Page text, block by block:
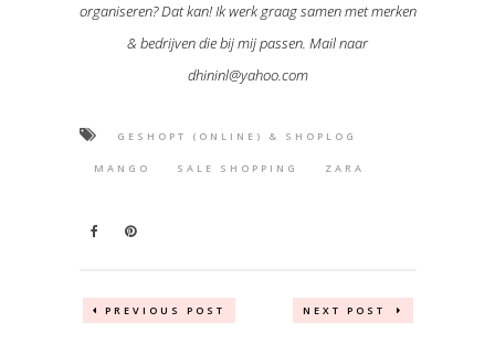
organiseren? Dat kan! Ik werk graag samen met merken
& bedrijven die bij mij passen. Mail naar
dhininl@yahoo.com
GESHOPT (ONLINE) & SHOPLOG
MANGO SALE SHOPPING ZARA
PREVIOUS POST NEXT POST